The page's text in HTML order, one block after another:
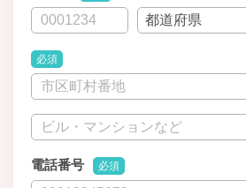
必須
電話番号 必須